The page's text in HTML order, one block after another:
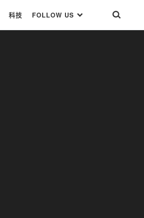
科技 FOLLOW US